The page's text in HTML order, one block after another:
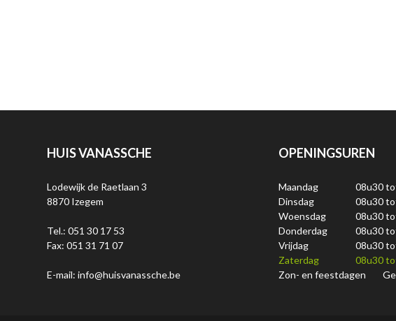
HUIS VANASSCHE
Lodewijk de Raetlaan 3
8870 Izegem
Tel.: 051 30 17 53
Fax: 051 31 71 07
E-mail: info@huisvanassche.be
OPENINGSUREN
Maandag 08u30
Dinsdag
08u30
Woensdag
08u30
Donderdag
08u30
Vrijdag
08u30
Zaterdag
08u30
Zon- en feestdagen